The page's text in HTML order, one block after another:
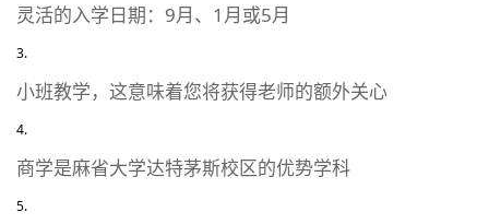
灵活的入学日期：9月、1月或5月
小班教学，这意味着您将获得老师的额外关心
商学是麻省大学达特茅斯校区的优势学科